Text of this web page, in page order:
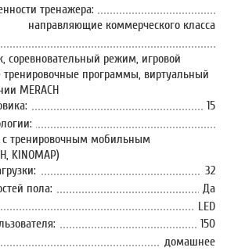
тренажера:
направляющие коммерческого класса
соревновательный режим, игровой
программы, виртуальный
MERACH
15
тренировочным мобильным
KINOMAP)
32
пола:
Да
LED
150
домашнее